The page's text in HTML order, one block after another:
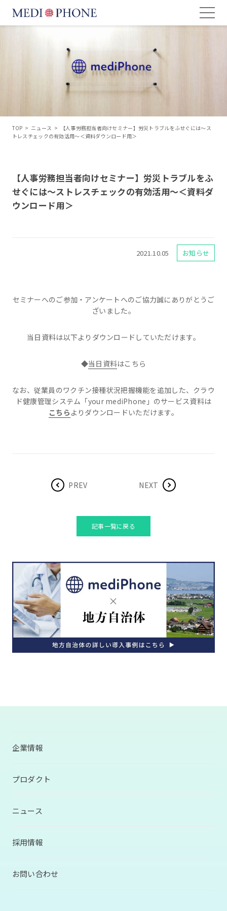
TOP > ニュース >
【人事労務担当者向けセミナー】労災トラブルをふせぐには～ス
トレスチェックの有効活用～＜資料ダウンロード用＞
【人事労務担当者向けセミナー】労災トラブルをふ
せぐには～ストレスチェックの有効活用～＜資料ダ
ウンロード用＞
2021.10.05 お知らせ
セミナーへのご参加・アンケートへのご協力誠にありがとうご
ざいました。
当日資料は以下よりダウンロードしていただけます。
◆当日資料はこちら
なお、従業員のワクチン接種状況把握機能を追加した、クラウ
ド健康管理システム「your mediPhone」のサービス資料は
こちら よりダウンロードいただけます。
PREV NEXT
記事一覧に戻る
企業情報
プロダクト
ニュース
採用情報
お問い合わせ